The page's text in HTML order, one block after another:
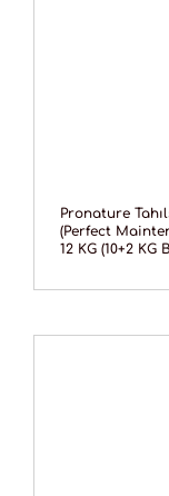
Pronature
(Perfect
12 KG (10+2 KG